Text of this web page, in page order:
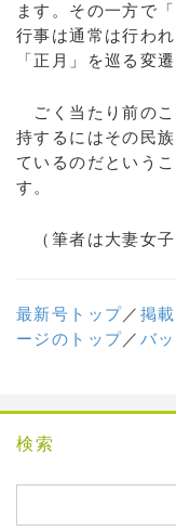
ます。その一方で
行事は通常は行わ
「正月」を巡る変遷
ごく当たり前のこ
持するにはその民
ているのだという
す。
（筆者は大妻女子
最新号トップ／ 掲
ージのトップ／ バ
検索